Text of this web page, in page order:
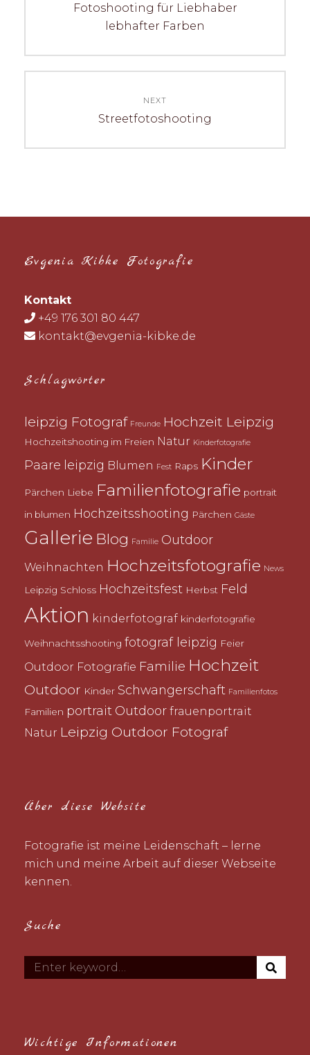
Previous
Fotoshooting für Liebhaber
lebhafter Farben
NEXT
Next
Streetfotoshooting
Evgenia Kibke Fotografie
Kontakt
+49 176 301 80 447
kontakt@evgenia-kibke.de
Schlagwörter
leipzig Fotograf Freunde Hochzeit Leipzig
Hochzeitshooting im Freien Natur Kinderfotografie
Paare leipzig Blumen Fest Raps Kinder
Pärchen Liebe Familienfotografie portrait
in blumen Hochzeitsshooting Pärchen Gäste
Gallerie Blog Familie Outdoor
Weihnachten Hochzeitsfotografie News
Leipzig Schloss Hochzeitsfest Herbst Feld
Aktion kinderfotograf kinderfotografie
Weihnachtsshooting fotograf leipzig Feier
Outdoor Fotografie Familie Hochzeit
Outdoor Kinder Schwangerschaft Familienfotos
Familien portrait Outdoor frauenportrait
Natur Leipzig Outdoor Fotograf
Über diese Website
Fotografie ist meine Leidenschaft – lerne
mich und meine Arbeit auf dieser Webseite
kennen.
Suche
Search
for:
E
Wichtige Informationen